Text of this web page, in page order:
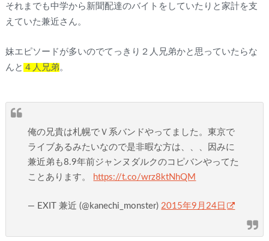
それまでも中学から新聞配達のバイトをしていたりと家計を支
えていた兼近さん。
妹エピソードが多いのでてっきり２人兄弟かと思っていたらな
んと ４人兄弟。
俺の兄貴は札幌でＶ系バンドやってました。東京で
ライブあるみたいなので是非暇な方は、、、因みに
兼近弟も8.9年前ジャンヌダルクのコピバンやってた
ことあります。
https://t.co/wrz8ktNhQM
— EXIT 兼近 (@kanechi_monster)2015年9月24日